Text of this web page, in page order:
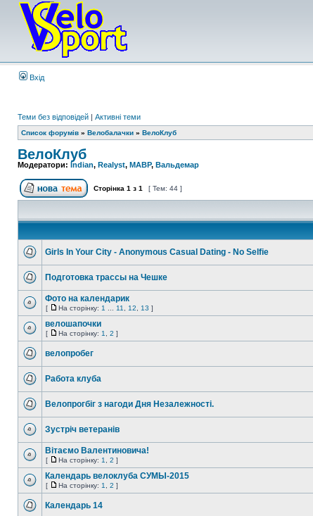
Вхід
Теми без відповідей | Активні теми
Список форумів » Велобалачки » ВелоКлуб
ВелоКлуб
Модератори: Indian, Realyst, MABP, Вальдемар
Сторінка 1 з 1 [ Тем: 44 ]
Girls In Your City - Anonymous Casual Dating - No Selfie
Подготовка трассы на Чешке
Фото на календарик
[ На сторінку: 1 11 12 13 ]
велошапочки
[ На сторінку: 1 2 ]
велопробег
Работа клуба
Велопрогбіг з нагоди Дня Нeзалeжності.
Зустріч вeтeранів
Вітаємо Валентиновича!
[ На сторінку: 1 2 ]
Календарь велоклуба СУМЫ-2015
[ На сторінку: 1 2 ]
Календарь 14